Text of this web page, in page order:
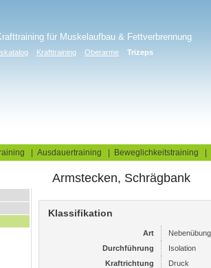
für Muskelaufbau & Fettverbrennung
Krafttraining Oberarme Trizeps
Ausdauertraining Beweglichkeitstraining
Armstecken, Schrägbank
Klassifikation
Art
Nebenübung
Durchführung
Isolation
Kraftrichtung
Druck